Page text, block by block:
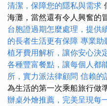
清潔，保障您的隱私與需求
海灘，當然還有令人興奮的
台胞證過期怎麼處理，提供
的長者生活更有保障 專業助
植牙費用解析，讓你安心決
各種豐富餐點，讓每個人都
所，實力派法律顧問 信賴的
為生活的第一次乘船旅行做
辦桌外燴推薦，完美呈現每